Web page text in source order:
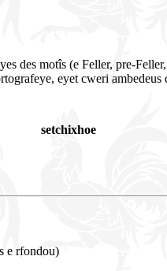
des motîs (e Feller, pre-
eyet cweri ambedeus
setchixhoe
e rfondou)